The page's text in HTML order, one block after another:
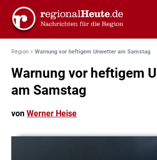
Region >Warnung vor heftigem Unwetter am Samstag
Warnung vor heftigem
am Samstag
vonWerner Heise